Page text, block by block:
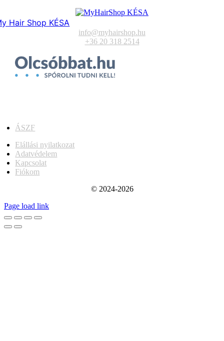
Hair Shop KÉSA
info@myhairshop.hu
+36 20 318 2514
ÁSZF
Elállási nyilatkozat
Adatvédelem
Kapcsolat
Fiókom
© 2024-2026
Page load link